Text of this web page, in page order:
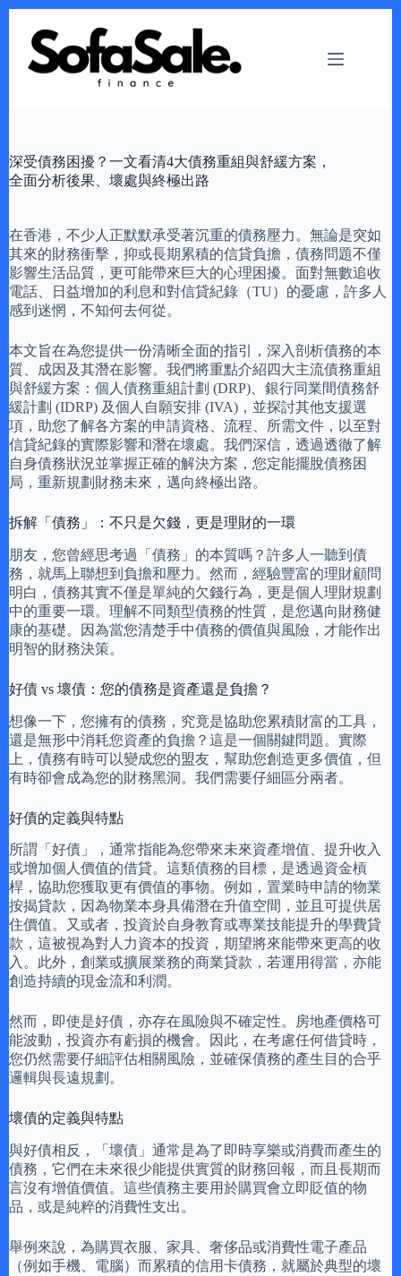
content
深受債務困擾？一文看清4大債務重組與舒緩方案，
全面分析後果、壞處與終極出路
在香港，不少人正默默承受著沉重的債務壓力。無論是突如
其來的財務衝擊，抑或長期累積的信貸負擔，債務問題不僅
影響生活品質，更可能帶來巨大的心理困擾。面對無數追收
電話、日益增加的利息和對信貸紀錄（TU）的憂慮，許多人
感到迷惘，不知何去何從。
本文旨在為您提供一份清晰全面的指引，深入剖析債務的本
質、成因及其潛在影響。我們將重點介紹四大主流債務重組
與舒緩方案：個人債務重組計劃 (DRP)、銀行同業間債務舒
緩計劃 (IDRP) 及個人自願安排 (IVA)，並探討其他支援選
項，助您了解各方案的申請資格、流程、所需文件，以至對
信貸紀錄的實際影響和潛在壞處。我們深信，透過透徹了解
自身債務狀況並掌握正確的解決方案，您定能擺脫債務困
局，重新規劃財務未來，邁向終極出路。
拆解「債務」：不只是欠錢，更是理財的一環
朋友，您曾經思考過「債務」的本質嗎？許多人一聽到債
務，就馬上聯想到負擔和壓力。然而，經驗豐富的理財顧問
明白，債務其實不僅是單純的欠錢行為，更是個人理財規劃
中的重要一環。理解不同類型債務的性質，是您邁向財務健
康的基礎。因為當您清楚手中債務的價值與風險，才能作出
明智的財務決策。
好債 vs 壞債：您的債務是資產還是負擔？
想像一下，您擁有的債務，究竟是協助您累積財富的工具，
還是無形中消耗您資產的負擔？這是一個關鍵問題。實際
上，債務有時可以變成您的盟友，幫助您創造更多價值，但
有時卻會成為您的財務黑洞。我們需要仔細區分兩者。
好債的定義與特點
所謂「好債」，通常指能為您帶來未來資產增值、提升收入
或增加個人價值的借貸。這類債務的目標，是透過資金槓
桿，協助您獲取更有價值的事物。例如，置業時申請的物業
按揭貸款，因為物業本身具備潛在升值空間，並且可提供居
住價值。又或者，投資於自身教育或專業技能提升的學費貸
款，這被視為對人力資本的投資，期望將來能帶來更高的收
入。此外，創業或擴展業務的商業貸款，若運用得當，亦能
創造持續的現金流和利潤。
然而，即使是好債，亦存在風險與不確定性。房地產價格可
能波動，投資亦有虧損的機會。因此，在考慮任何借貸時，
您仍然需要仔細評估相關風險，並確保債務的產生目的合乎
邏輯與長遠規劃。
壞債的定義與特點
與好債相反，「壞債」通常是為了即時享樂或消費而產生的
債務，它們在未來很少能提供實質的財務回報，而且長期而
言沒有增值價值。這些債務主要用於購買會立即貶值的物
品，或是純粹的消費性支出。
舉例來說，為購買衣服、家具、奢侈品或消費性電子產品
（例如手機、電腦）而累積的信用卡債務，就屬於典型的壞